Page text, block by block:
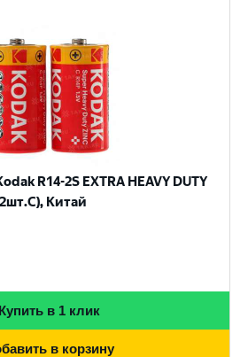
R14-2S EXTRA HEAVY DUTY
2шт.C), Китай
Купить в 1 клик
в корзину